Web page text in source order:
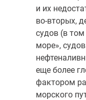
и их
во-вторых,
судов (в
море»,
еще более
фактором
морского